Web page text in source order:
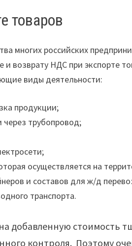
товаров
многих российских
и возврату НДС при экспорте
виды деятельности:
продукции;
через трубопровод;
осуществляется на
и составов для ж/д
транспорта.
добавленную стоимость
контроля. Поэтому